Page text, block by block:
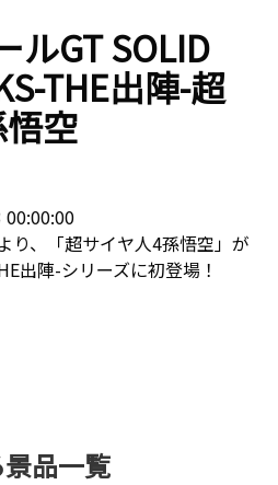
ルGT SOLID
THE出陣-超
空
00:00:00
り、「超サイヤ人4孫悟空」が
出陣-シリーズに初登場！
品一覧